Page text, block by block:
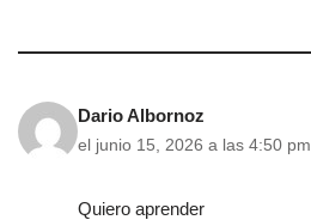
Dario Albornoz
el junio 15, 2026 a las 4:50 pm
Quiero aprender